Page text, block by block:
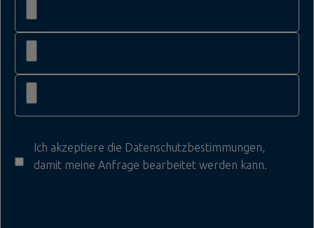
Ich akzeptiere die Datenschutzbestimmungen,
damit meine Anfrage bearbeitet werden kann.